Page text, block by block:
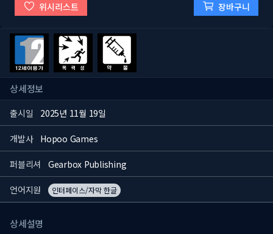
위시리스트 장바구니
상세정보
출시일 2025년 11월 19일
개발사 Hopoo Games
퍼블리셔 Gearbox Publishing
언어지원 인터페이스/자막 한글
상세설명